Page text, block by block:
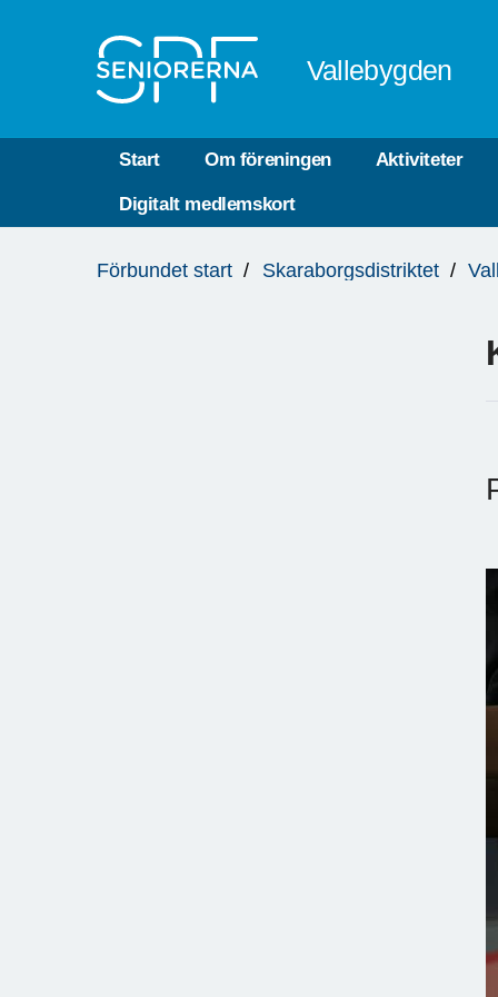
Vallebygden
Start Om föreningen Aktiviteter
Digitalt medlemskort
är
Förbundet start Skaraborgsdistriktet